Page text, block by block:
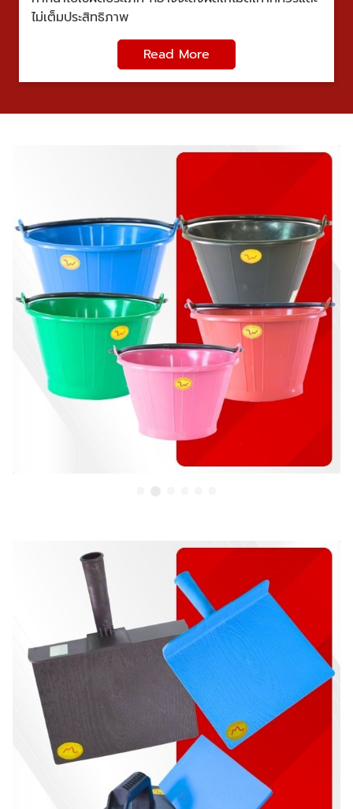
ไม่เต็มประสิทธิภาพ
Read More